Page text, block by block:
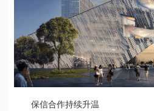
保信合作持续升温